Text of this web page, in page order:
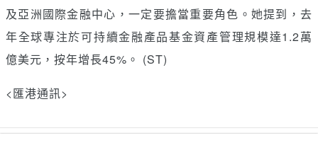
及亞洲國際金融中心，一定要擔當重要角色。她提到，去
年全球專注於可持續金融產品基金資產管理規模達1.2萬
億美元，按年增長45%。 (ST)
<匯港通訊>